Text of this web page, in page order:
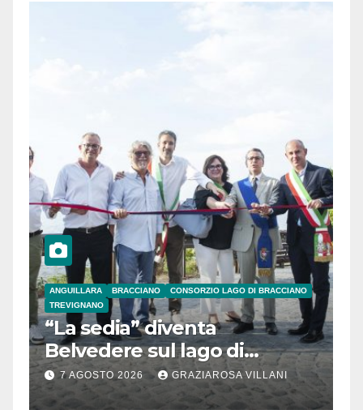
ANGUILLARA BRACCIANO
CONSORZIO LAGO DI BRACCIANO
TREVIGNANO
“La sedia” diventa
Belvedere sul lago di
Bracciano: ieri
l’inaugurazione
7 AGOSTO 2026 GRAZIAROSA VILLANI